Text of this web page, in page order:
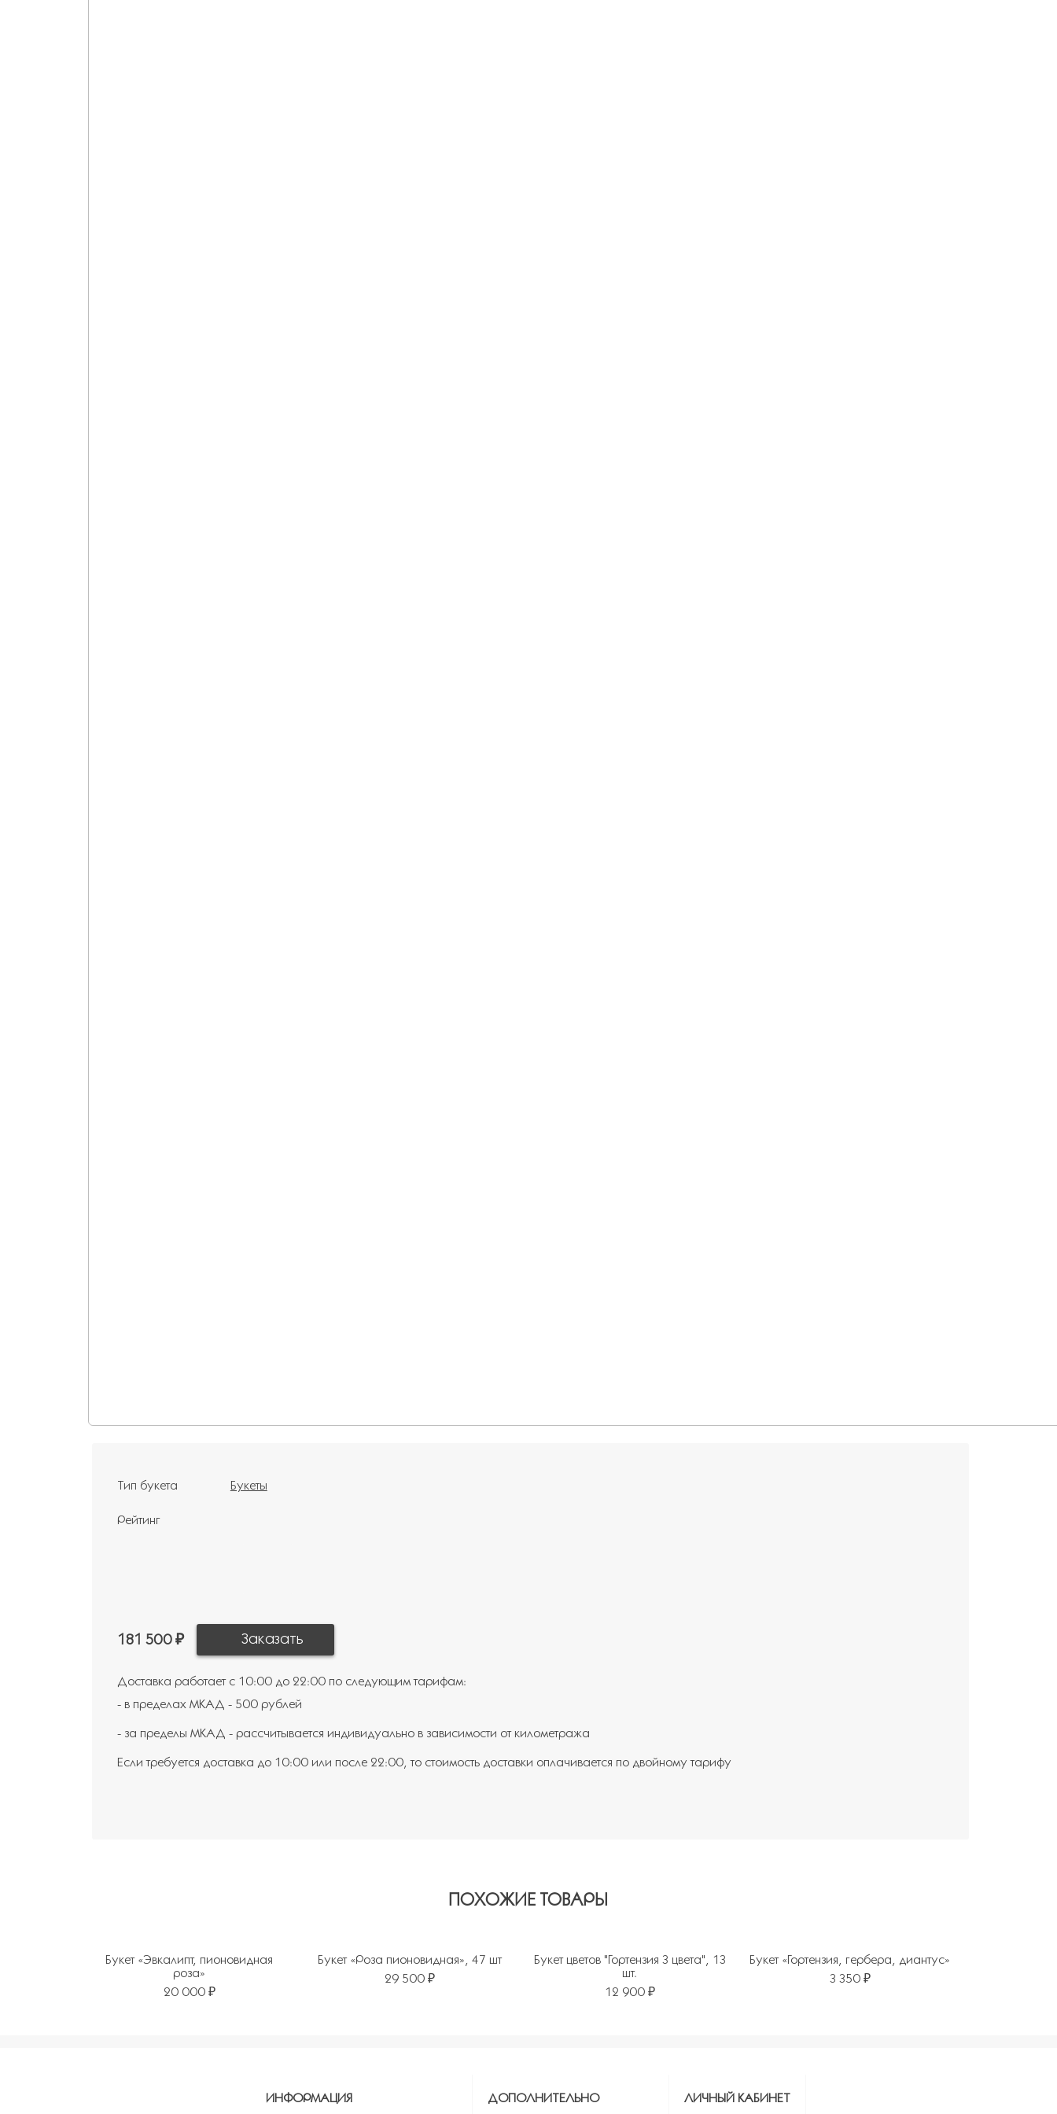
Тип букета Букеты
Рейтинг
181 500 ₽
Доставка работает с 10:00 до 22:00 по следующим тарифам:
- в пределах МКАД - 500 рублей
- за пределы МКАД - рассчитывается индивидуально в зависимости от километража
Если требуется доставка до 10:00 или после 22:00, то стоимость доставки оплачивается по двойному тарифу
ПОХОЖИЕ ТОВАРЫ
Букет «Эвкалипт, пионовидная
роза»
20 000 ₽
Букет «Роза пионовидная», 47 шт
29 500 ₽
Букет цветов "Гортензия 3 цвета", 13
шт.
12 900 ₽
Букет «Гортензия, гербера, диантус»
3 350 ₽
ИНФОРМАЦИЯ ДОПОЛНИТЕЛЬНО ЛИЧНЫЙ КАБИНЕТ